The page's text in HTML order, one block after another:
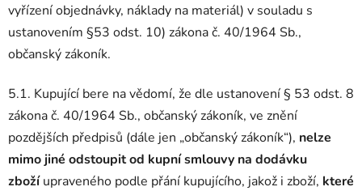
vyřízení objednávky, náklady na materiál) v souladu s
ustanovením §53 odst. 10) zákona č. 40/1964 Sb.,
občanský zákoník.
5.1. Kupující bere na vědomí, že dle ustanovení § 53 odst. 8
zákona č. 40/1964 Sb., občanský zákoník, ve znění
pozdějších předpisů (dále jen „občanský zákoník“), nelze
mimo jiné odstoupit od kupní smlouvy na dodávku
zboží upraveného podle přání kupujícího, jakož i zboží, které